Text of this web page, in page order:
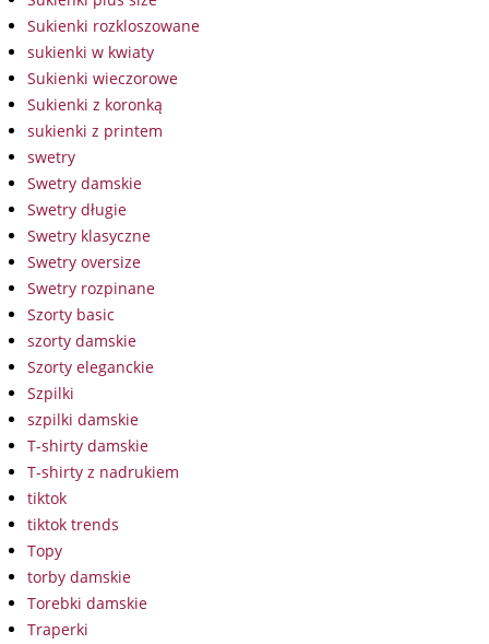
Sukienki rozkloszowane
sukienki w kwiaty
Sukienki wieczorowe
Sukienki z koronką
sukienki z printem
swetry
Swetry damskie
Swetry długie
Swetry klasyczne
Swetry oversize
Swetry rozpinane
Szorty basic
szorty damskie
Szorty eleganckie
Szpilki
szpilki damskie
T-shirty damskie
T-shirty z nadrukiem
tiktok
tiktok trends
Topy
torby damskie
Torebki damskie
Traperki